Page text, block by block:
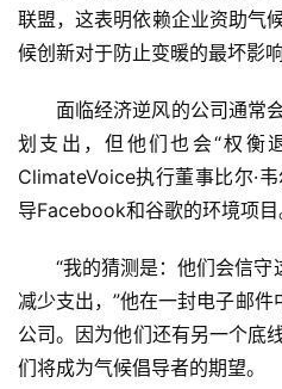
联盟，这表明依赖企业资助气
候创新对于防止变暖的最坏影响
面临经济逆风的公司通常
划支出，但他们也会“权衡
ClimateVoice执行董事比尔·
导Facebook和谷歌的环境项目
“我的猜测是：他们会信
减少支出，”他在一封电子邮
公司。因为他们还有另一个
们将成为气候倡导者的期望。